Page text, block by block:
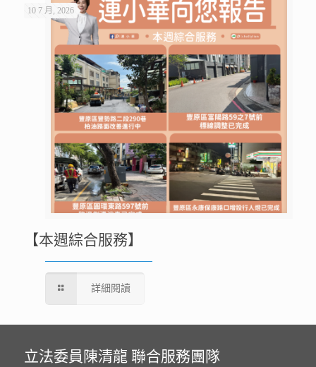
10 7 月, 2026
【本週綜合服務】
詳細閱讀
立法委員陳清龍 聯合服務團隊